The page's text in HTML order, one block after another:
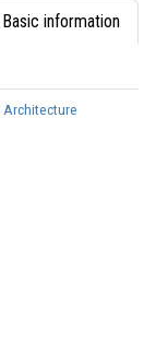
Basic information
Architecture